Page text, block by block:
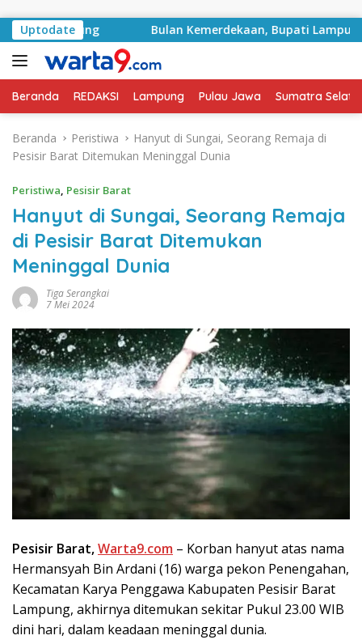
Uptodate
Bulan Kemerdekaan, Bupati Lampung
Beranda REDAKSI Lampung Pulau Jawa Sumatra
Beranda Peristiwa
Hanyut di Sungai, Seorang Remaja di
Pesisir Barat Ditemukan Meninggal Dunia
Peristiwa, Pesisir Barat
Hanyut di Sungai, Seorang Remaja
di Pesisir Barat Ditemukan
Meninggal Dunia
Tiga Serangkai
7 Mei 2024
Pesisir Barat,Warta9.com – Korban hanyut atas nama
Hermansyah Bin Ardani (16) warga pekon Penengahan,
Kecamatan Karya Penggawa Kabupaten Pesisir Barat
Lampung, akhirnya ditemukan sekitar Pukul 23.00 WIB
dini hari, dalam keadaan meninggal dunia.